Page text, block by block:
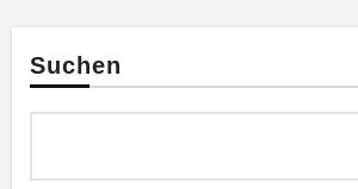
Suchen